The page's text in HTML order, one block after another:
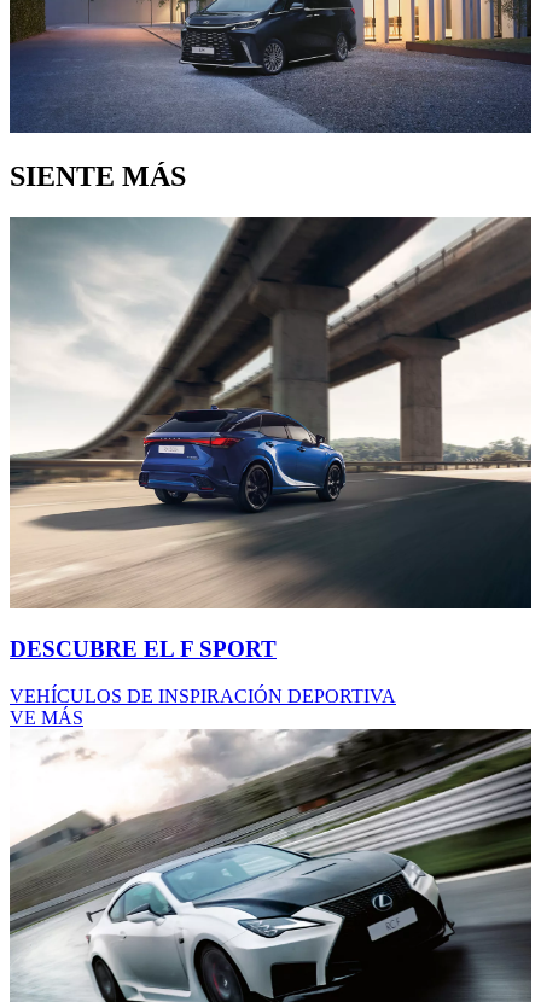
SIENTE MÁS
DESCUBRE EL F SPORT
VEHÍCULOS DE INSPIRACIÓN DEPORTIVA
VE MÁS